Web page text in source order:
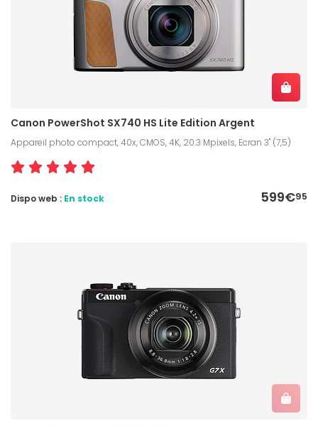
Canon PowerShot SX740 HS Lite Edition Argent
Appareil photo compact, 40x, CMOS, 4K, 20.3 Mpixels, Ecran 3" (7,5)
599€95
Dispo web : En stock